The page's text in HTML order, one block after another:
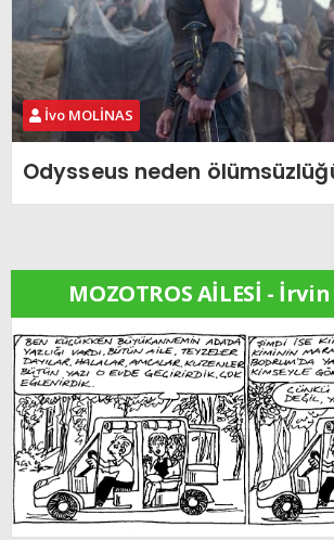
İvo MOLİNAS
Odysseus neden
MOZOTROS AİLESİ -